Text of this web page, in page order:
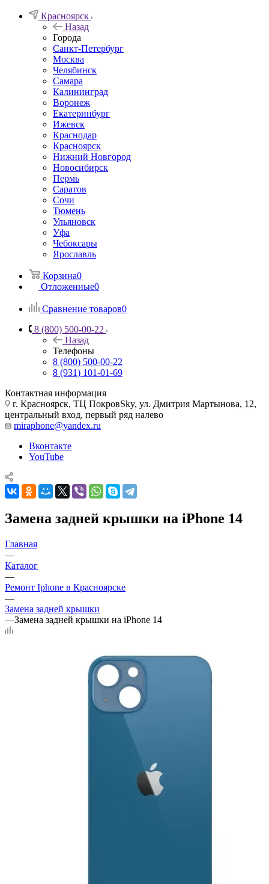
Красноярск
Назад
Города
Санкт-Петербург
Москва
Челябинск
Самара
Калининград
Воронеж
Екатеринбург
Ижевск
Краснодар
Красноярск
Нижний Новгород
Новосибирск
Пермь
Саратов
Сочи
Тюмень
Ульяновск
Уфа
Чебоксары
Ярославль
Корзина0
Отложенные0
Сравнение товаров0
8 (800) 500-00-22
Назад
Телефоны
8 (800) 500-00-22
8 (931) 101-01-69
Контактная информация
г. Красноярск, ТЦ ПокровSky, ул. Дмитрия Мартынова, 12,
центральный вход, первый ряд налево
miraphone@yandex.ru
Вконтакте
YouTube
Замена задней крышки на iPhone 14
Главная
—
Каталог
—
Ремонт Iphone в Красноярске
—
Замена задней крышки
—Замена задней крышки на iPhone 14